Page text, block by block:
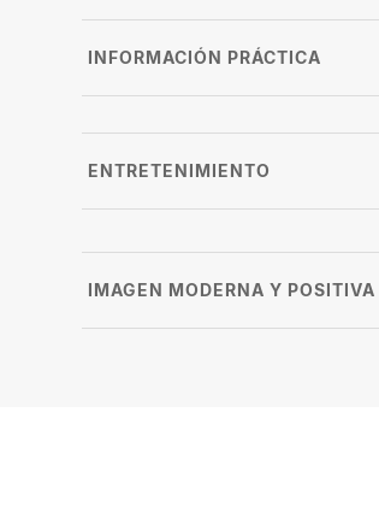
INFORMACIÓN PRÁCTICA
ENTRETENIMIENTO
IMAGEN MODERNA Y POSITIVA